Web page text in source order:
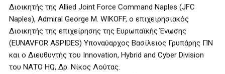
Διοικητής της Allied Joint Force Command Naples (JFC
Naples), Admiral George M. WIKOFF, ο επιχειρησιακός
Διοικητής της επιχείρησης της Ευρωπαϊκής Ένωσης
(EUNAVFOR ASPIDES) Υποναύαρχος Βασίλειος Γρυπάρης ΠΝ
και ο Διευθυντής του Innovation, Hybrid and Cyber Division
του ΝΑΤΟ HQ, Δρ. Νίκος Λούτας.